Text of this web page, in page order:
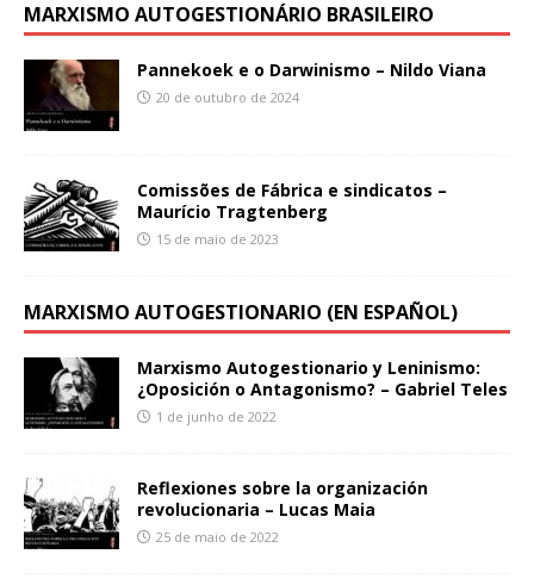
MARXISMO AUTOGESTIONÁRIO BRASILEIRO
Pannekoek e o Darwinismo – Nildo Viana
20 de outubro de 2024
Comissões de Fábrica e sindicatos –
Maurício Tragtenberg
15 de maio de 2023
MARXISMO AUTOGESTIONARIO (EN ESPAÑOL)
Marxismo Autogestionario y Leninismo:
¿Oposición o Antagonismo? – Gabriel Teles
1 de junho de 2022
Reflexiones sobre la organización
revolucionaria – Lucas Maia
25 de maio de 2022